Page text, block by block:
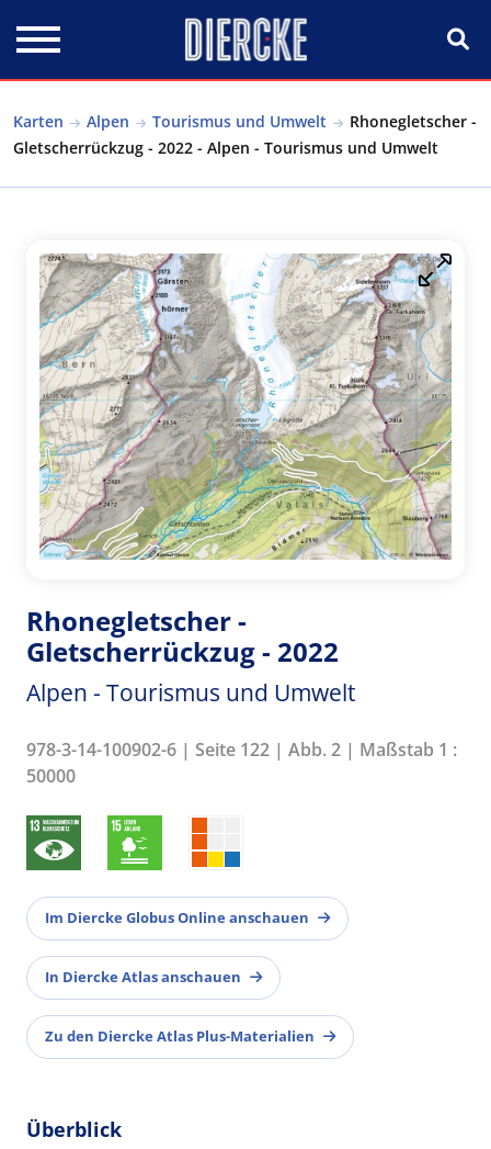
Karten Alpen Tourismus und Umwelt
Rhonegletscher -
Gletscherrückzug - 2022 - Alpen - Tourismus und Umwelt
Rhonegletscher -
Gletscherrückzug - 2022
Alpen - Tourismus und Umwelt
978-3-14-100902-6 | Seite 122 | Abb. 2 | Maßstab 1 :
50000
Im Diercke Globus Online anschauen
In Diercke Atlas anschauen
Zu den Diercke Atlas Plus-Materialien
Überblick